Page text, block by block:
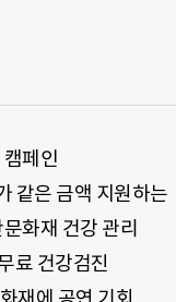
캠페인
같은 금액 지원하는
화재 건강 관리
료 건강검진